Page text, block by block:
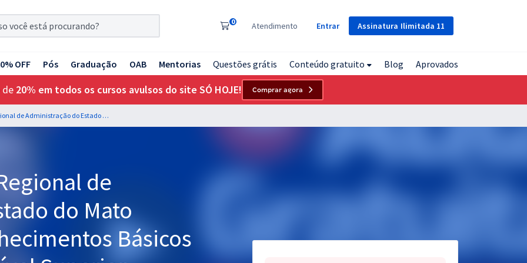
Assinatura Ilimitada 11
0 Atendimento Entrar
OFF Pós Graduação OAB Mentorias Questões grátis Conteúdo gratuito Blog Aprovados
de 20% em todos os cursos avulsos do site SÓ HOJE! Comprar agora
CRA MS - Conselho Regional de Administração do Estado do Mato Grosso do Sul - Conhecimentos Básicos para os Cargos de Nível Superior
de
do Mato
Básicos